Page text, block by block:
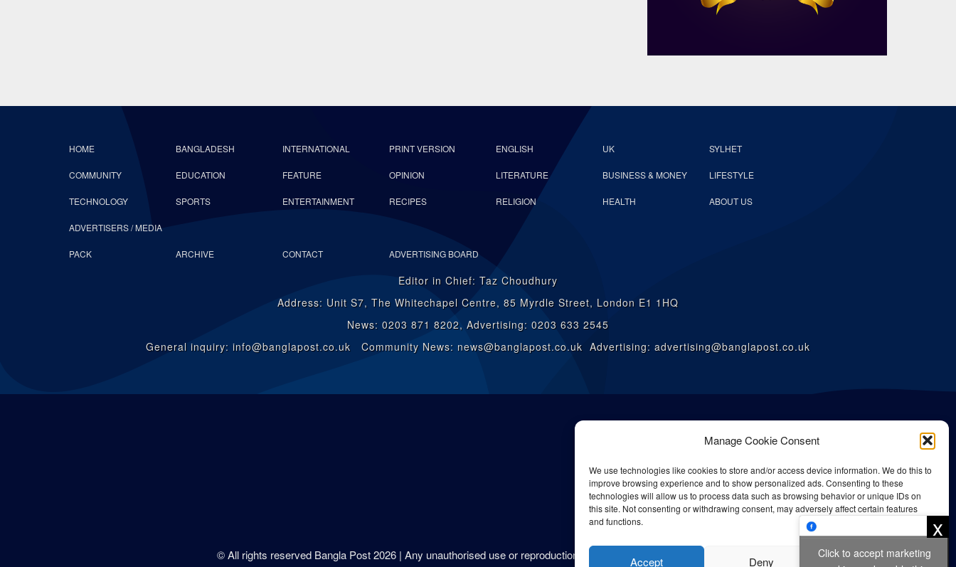
Manage Cookie Consent
We use technologies like cookies to store and/or access device information. We do this to
improve browsing experience and to show personalized ads. Consenting to these
technologies will allow us to process data such as browsing behavior or unique IDs on
this site. Not consenting or withdrawing consent, may adversely affect certain features
and functions.
Accept Deny View preferences
HOME BANGLADESH INTERNATIONAL PRINT VERSION ENGLISH UK SYLHET
COMMUNITY EDUCATION FEATURE OPINION LITERATURE BUSINESS & MONEY LIFESTYLE
TECHNOLOGY SPORTS ENTERTAINMENT RECIPES RELIGION HEALTH ABOUT US
ADVERTISERS / MEDIA
PACK ARCHIVE CONTACT ADVERTISING BOARD
Editor in Chief: Taz Choudhury
Address: Unit S7, The Whitechapel Centre, 85 Myrdle Street, London E1 1HQ
News: 0203 871 8202, Advertising: 0203 633 2545
General inquiry: info@banglapost.co.uk Community News: news@banglapost.co.uk Advertising: advertising@banglapost.co.uk
© All rights reserved Bangla Post2026 | Any unauthorised use or reproduction of our content is strictly prohibited.
x
Click to accept marketing